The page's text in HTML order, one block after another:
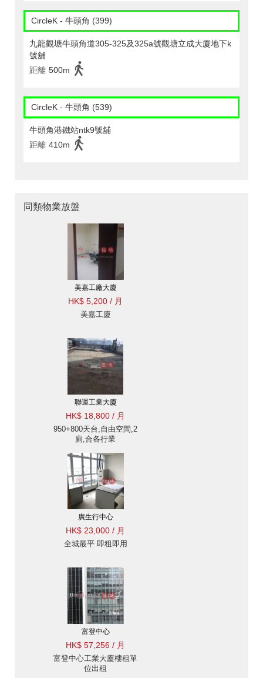
CircleK - 牛頭角 (399)
九龍觀塘牛頭角道305-325及325a號觀塘立成大廈地下k
號舖
距離 500m
CircleK - 牛頭角 (539)
牛頭角港鐵站ntk9號舖
距離 410m
同類物業放盤
美嘉工廠大廈
HK$ 5,200 / 月
美嘉工廈
聯運工業大廈
HK$ 18,800 / 月
950+800天台,自由空間,2
廁,合各行業
廣生行中心
HK$ 23,000 / 月
全城最平 即租即用
富登中心
HK$ 57,256 / 月
富登中心工業大廈樓租單
位出租